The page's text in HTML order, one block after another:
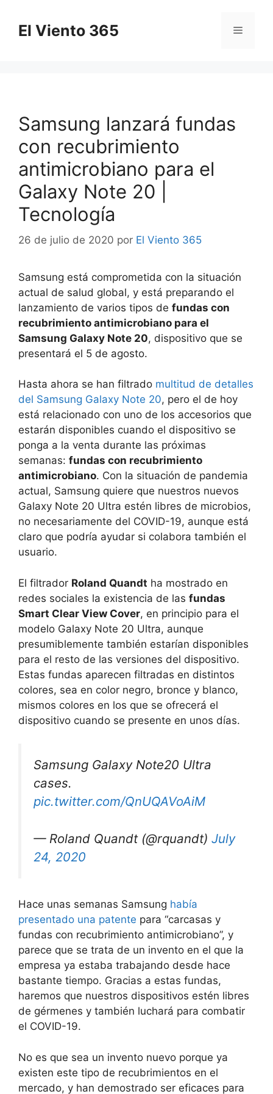
contenido
El Viento 365 Menú
Samsung lanzará fundas
con recubrimiento
antimicrobiano para el
Galaxy Note 20 |
Tecnología
26 de julio de 2020 por El Viento 365
Samsung está comprometida con la situación
actual de salud global, y está preparando el
lanzamiento de varios tipos de fundas con
recubrimiento antimicrobiano para el
Samsung Galaxy Note 20, dispositivo que se
presentará el 5 de agosto.
Hasta ahora se han filtrado multitud de detalles
del Samsung Galaxy Note 20, pero el de hoy
está relacionado con uno de los accesorios que
estarán disponibles cuando el dispositivo se
ponga a la venta durante las próximas
semanas: fundas con recubrimiento
antimicrobiano. Con la situación de pandemia
actual, Samsung quiere que nuestros nuevos
Galaxy Note 20 Ultra estén libres de microbios,
no necesariamente del COVID-19, aunque está
claro que podría ayudar si colabora también el
usuario.
El filtrador Roland Quandt ha mostrado en
redes sociales la existencia de las fundas
Smart Clear View Cover, en principio para el
modelo Galaxy Note 20 Ultra, aunque
presumiblemente también estarían disponibles
para el resto de las versiones del dispositivo.
Estas fundas aparecen filtradas en distintos
colores, sea en color negro, bronce y blanco,
mismos colores en los que se ofrecerá el
dispositivo cuando se presente en unos días.
Samsung Galaxy Note20 Ultra
cases.
pic.twitter.com/QnUQAVoAiM
— Roland Quandt (@rquandt) July
24, 2020
Hace unas semanas Samsung había
presentado una patente para “carcasas y
fundas con recubrimiento antimicrobiano”, y
parece que se trata de un invento en el que la
empresa ya estaba trabajando desde hace
bastante tiempo. Gracias a estas fundas,
haremos que nuestros dispositivos estén libres
de gérmenes y también luchará para combatir
el COVID-19.
No es que sea un invento nuevo porque ya
existen este tipo de recubrimientos en el
mercado, y han demostrado ser eficaces para